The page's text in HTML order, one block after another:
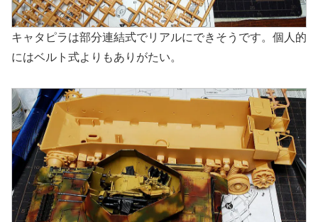
キャタピラは部分連結式でリアルにできそうです。個人的
にはベルト式よりもありがたい。